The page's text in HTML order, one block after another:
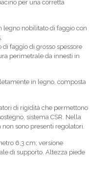
per una corretta
legno nobilitato di faggio con
faggio di grosso spessore
perimetrale da innesti in
in legno, composta
di rigidità che permettono
sistema CSR. Nella
sono presenti regolatori.
6,3 cm; versione
di supporto. Altezza piede